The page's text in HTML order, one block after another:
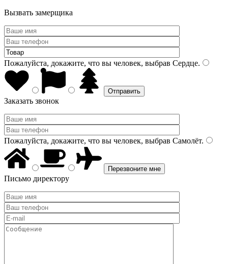
Вызвать замерщика
Пожалуйста, докажите, что вы человек, выбрав Сердце.
Заказать звонок
Пожалуйста, докажите, что вы человек, выбрав Самолёт.
Письмо директору